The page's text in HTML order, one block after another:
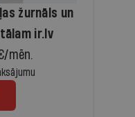
žurnāls un
ir.lv
mēn.